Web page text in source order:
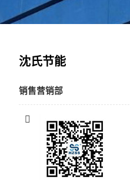
沈氏节能
销售营销部